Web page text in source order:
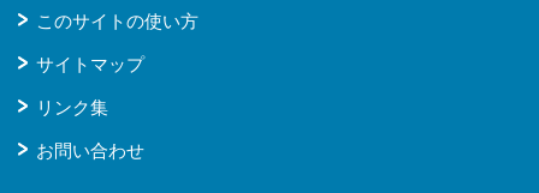
このサイトの使い方
サイトマップ
リンク集
お問い合わせ